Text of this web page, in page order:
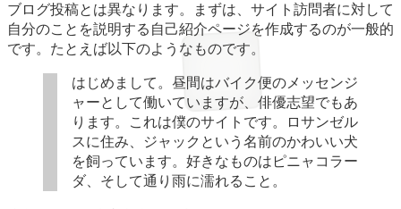
ブログ投稿とは異なります。まずは、サイト訪問者に対して
自分のことを説明する自己紹介ページを作成するのが一般的
です。たとえば以下のようなものです。
はじめまして。昼間はバイク便のメッセンジ
ャーとして働いていますが、俳優志望でもあ
ります。これは僕のサイトです。ロサンゼル
スに住み、ジャックという名前のかわいい犬
を飼っています。好きなものはピニャコラー
ダ、そして通り雨に濡れること。